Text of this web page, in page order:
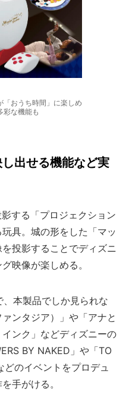
「おうち時間」に楽しめ
な機能も
出せる機能など実
する「プロジェクション
具。城の形をした「マッ
投影することでディズニ
映像が楽しめる。
本製品でしか見られな
ンタジア）」や「アナと
ンク」などディズニーの
BY NAKED」や「TO
どのイベントをプロデュ
手がける。